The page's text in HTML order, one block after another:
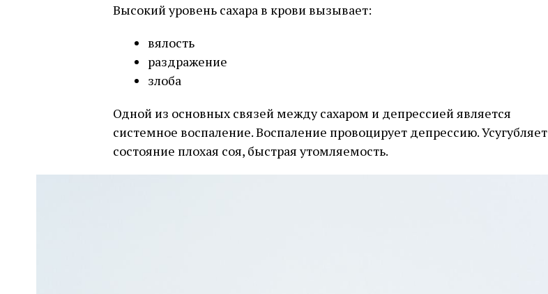
Высокий уровень сахара в крови вызывает:
вялость
раздражение
злоба
Одной из основных связей между сахаром и депрессией является
системное воспаление. Воспаление провоцирует депрессию. Усугубляет
состояние плохая соя, быстрая утомляемость.